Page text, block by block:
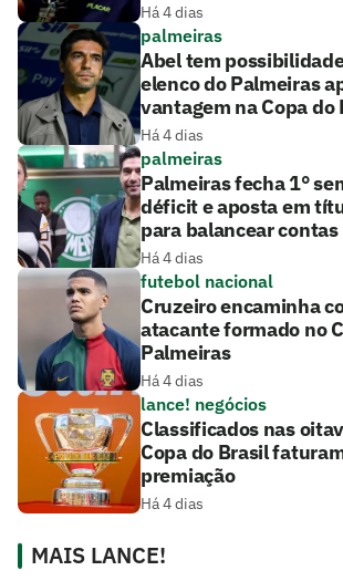
Há 4 dias
palmeiras
Abel tem
elenco do Palmeiras
vantagem na Copa do
Há 4 dias
palmeiras
Palmeiras fecha 1°
déficit e aposta em
para balancear contas
Há 4 dias
futebol nacional
Cruzeiro encaminha
atacante formado no
Palmeiras
Há 4 dias
lance! negócios
Classificados nas
Copa do Brasil
premiação
Há 4 dias
MAIS LANCE!